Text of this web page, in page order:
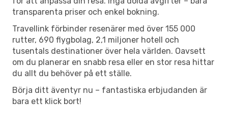
transparenta priser och enkel bokning.
Travellink förbinder resenärer med över 155 000
rutter, 690 flygbolag, 2,1 miljoner hotell och
tusentals destinationer över hela världen. Oavsett
om du planerar en snabb resa eller en stor resa hittar
du allt du behöver på ett ställe.
Börja ditt äventyr nu – fantastiska erbjudanden är
bara ett klick bort!